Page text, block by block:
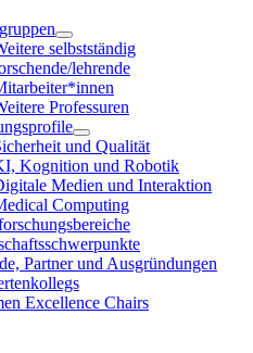
selbstständig
lehrende
Professuren
und Qualität
Kognition und Robotik
Medien und Interaktion
Computing
Partner und Ausgründungen
Excellence Chairs